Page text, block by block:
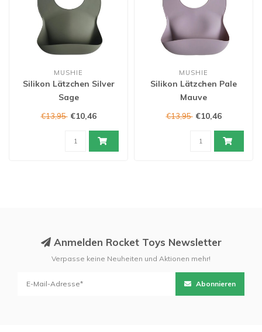
MUSHIE
Silikon Lätzchen Silver
Sage
€13,95 €10,46
MUSHIE
Silikon Lätzchen Pale
Mauve
€13,95 €10,46
Anmelden Rocket Toys Newsletter
Verpasse keine Neuheiten und Aktionen mehr!
Abonnieren